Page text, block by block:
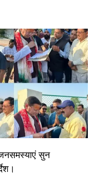
सुन